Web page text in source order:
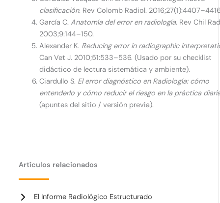
clasificación. Rev Colomb Radiol.
García C.Anatomía del error en radiología. Rev Chil
2003;9:144–150.
Alexander K. Reducing error in radiographic
Can Vet J. 2010;51:533–536. (Usado por su checklist
didáctico de lectura sistemática y ambiente).
Ciardullo S. El error diagnóstico en Radiología: cómo
entenderlo y cómo reducir el riesgo en la práctica
(apuntes del sitio / versión previa).
Artículos relacionados
El Informe Radiológico Estructurado